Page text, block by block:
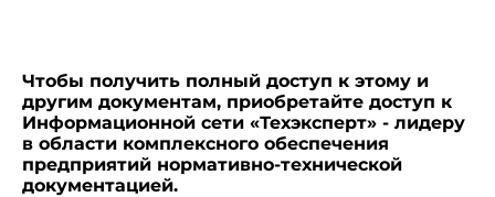
1. Область применения
Чтобы получить полный доступ к этому и
другим документам, приобретайте доступ к
Информационной сети «Техэксперт» - лидеру
в области комплексного обеспечения
предприятий нормативно-технической
документацией.